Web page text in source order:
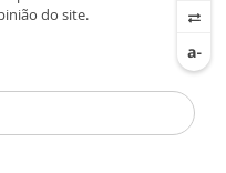
do site.